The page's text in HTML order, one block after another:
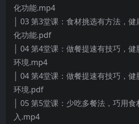
化功能.mp4
│ 03 第3堂课：食材挑选有方法，
化功能.pdf
│ 04 第4堂课：做餐提速有技巧，
环境.mp4
│ 04 第4堂课：做餐提速有技巧，
环境.pdf
│ 05 第5堂课：少吃多餐法，巧用
入.mp4